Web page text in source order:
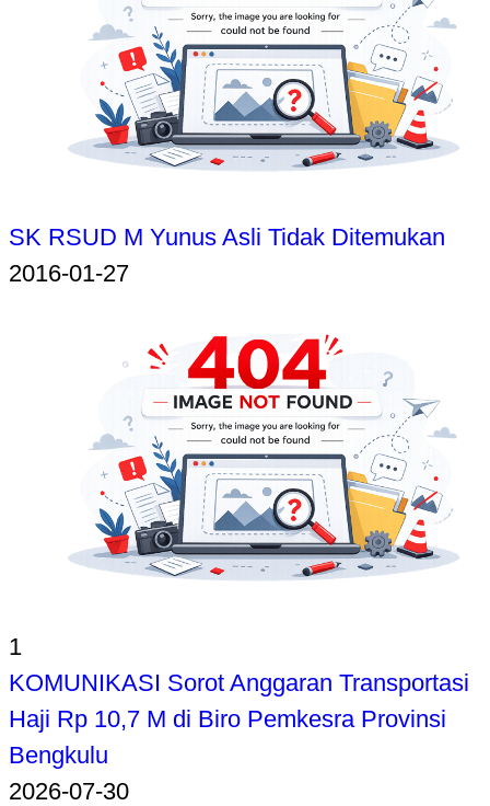
SK RSUD M Yunus Asli Tidak Ditemukan
2016-01-27
1
KOMUNIKASI Sorot Anggaran Transportasi
Haji Rp 10,7 M di Biro Pemkesra Provinsi
Bengkulu
2026-07-30